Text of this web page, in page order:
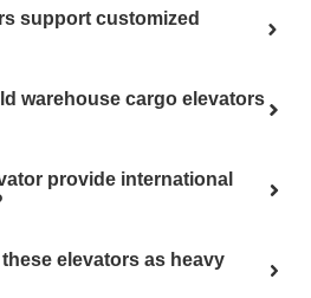
support customized
warehouse cargo elevators
provide international
elevators as heavy